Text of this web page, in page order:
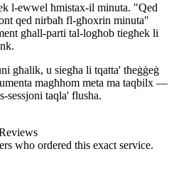
l-ewwel ħmistax-il minuta. "Qed
qed nirbaħ fl-għoxrin minuta"
għall-parti tal-logħob tiegħek li
għalik, u siegħa li tqatta' tħeġġeġ
magħhom meta ma taqbilx —
sessjoni taqla' flusha.
who ordered this exact service.